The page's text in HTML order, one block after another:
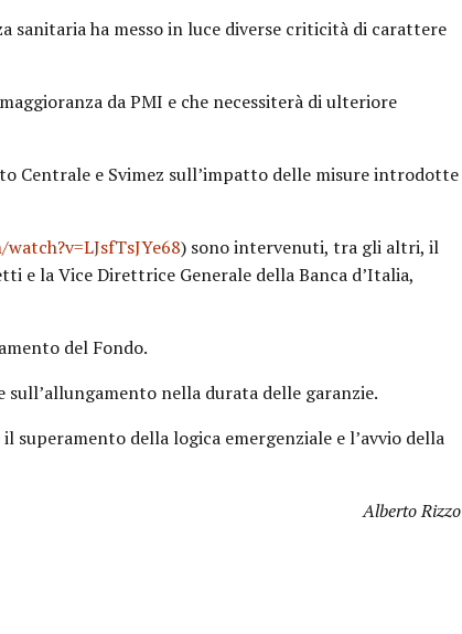
sanitaria ha messo in luce diverse criticità di carattere
da PMI e che necessiterà di ulteriore
Centrale e Svimez sull’impatto delle misure introdotte
) sono intervenuti, tra gli altri, il
e la Vice Direttrice Generale della Banca d’Italia,
del Fondo.
nella durata delle garanzie.
della logica emergenziale e l’avvio della
Alberto Rizzo